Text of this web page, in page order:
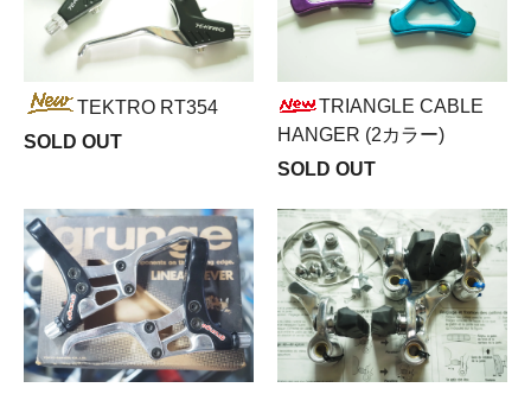
TEKTRO RT354
SOLD OUT
TRIANGLE CABLE
HANGER (2カラー)
SOLD OUT